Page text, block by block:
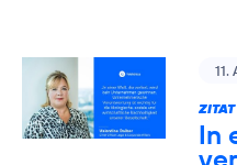
11.
In